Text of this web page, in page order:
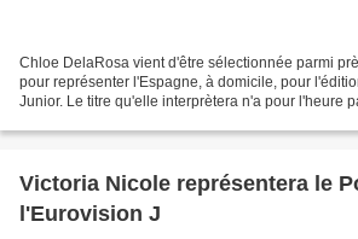
Chloe DelaRosa vient d'être sélectionnée parmi
pour représenter l'Espagne, à domicile, pour
Junior. Le titre qu'elle interprètera n'a pour l'heure
Victoria Nicole représentera le
l'Eurovision J